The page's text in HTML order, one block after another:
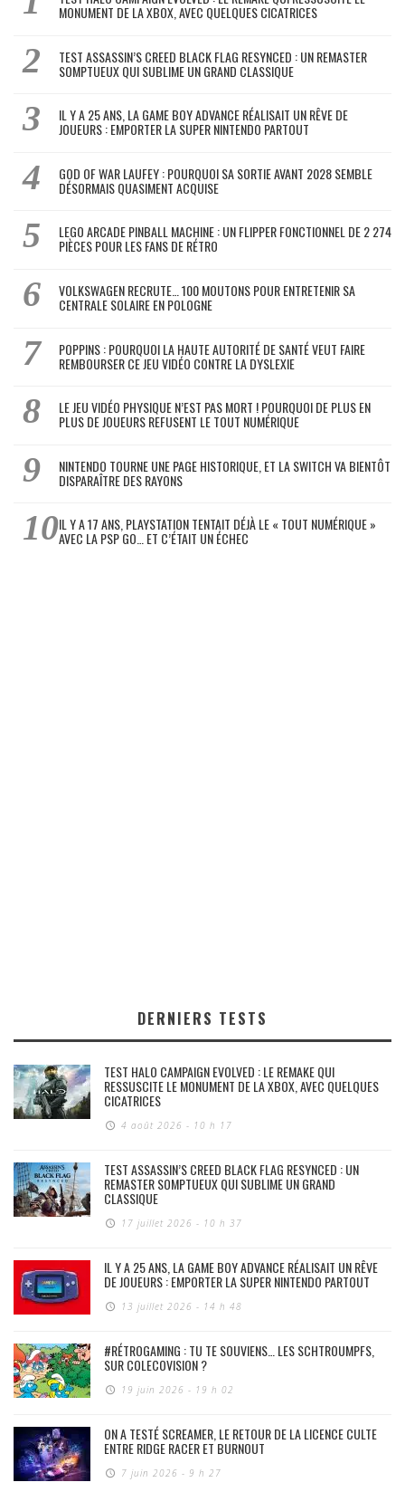
MONUMENT DE LA XBOX, AVEC QUELQUES CICATRICES
TEST ASSASSIN’S CREED BLACK FLAG RESYNCED : UN REMASTER
SOMPTUEUX QUI SUBLIME UN GRAND CLASSIQUE
IL Y A 25 ANS, LA GAME BOY ADVANCE RÉALISAIT UN RÊVE DE
JOUEURS : EMPORTER LA SUPER NINTENDO PARTOUT
GOD OF WAR LAUFEY : POURQUOI SA SORTIE AVANT 2028 SEMBLE
DÉSORMAIS QUASIMENT ACQUISE
LEGO ARCADE PINBALL MACHINE : UN FLIPPER FONCTIONNEL DE 2 274
PIÈCES POUR LES FANS DE RÉTRO
VOLKSWAGEN RECRUTE… 100 MOUTONS POUR ENTRETENIR SA
CENTRALE SOLAIRE EN POLOGNE
POPPINS : POURQUOI LA HAUTE AUTORITÉ DE SANTÉ VEUT FAIRE
REMBOURSER CE JEU VIDÉO CONTRE LA DYSLEXIE
LE JEU VIDÉO PHYSIQUE N’EST PAS MORT ! POURQUOI DE PLUS EN
PLUS DE JOUEURS REFUSENT LE TOUT NUMÉRIQUE
NINTENDO TOURNE UNE PAGE HISTORIQUE, ET LA SWITCH VA BIENTÔT
DISPARAÎTRE DES RAYONS
IL Y A 17 ANS, PLAYSTATION TENTAIT DÉJÀ LE « TOUT NUMÉRIQUE »
AVEC LA PSP GO… ET C’ÉTAIT UN ÉCHEC
DERNIERS TESTS
TEST HALO CAMPAIGN EVOLVED : LE REMAKE QUI
RESSUSCITE LE MONUMENT DE LA XBOX, AVEC QUELQUES
CICATRICES
4 août 2026 - 10 h 17
TEST ASSASSIN’S CREED BLACK FLAG RESYNCED : UN
REMASTER SOMPTUEUX QUI SUBLIME UN GRAND
CLASSIQUE
17 juillet 2026 - 10 h 37
IL Y A 25 ANS, LA GAME BOY ADVANCE RÉALISAIT UN RÊVE
DE JOUEURS : EMPORTER LA SUPER NINTENDO PARTOUT
13 juillet 2026 - 14 h 48
#RÉTROGAMING : TU TE SOUVIENS… LES SCHTROUMPFS,
SUR COLECOVISION ?
19 juin 2026 - 19 h 02
ON A TESTÉ SCREAMER, LE RETOUR DE LA LICENCE CULTE
ENTRE RIDGE RACER ET BURNOUT
7 juin 2026 - 9 h 27